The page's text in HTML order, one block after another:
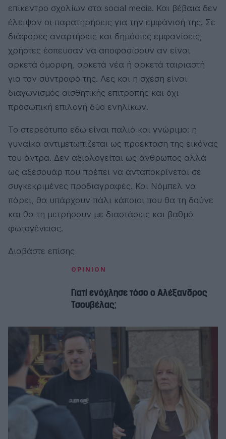
επίκεντρο σχολίων στα social media. Και βέβαια δεν
έλειψαν οι παρατηρήσεις για την εμφάνισή της. Σε
διάφορες αναρτήσεις και δημόσιες εμφανίσεις,
χρήστες έσπευσαν να αποφασίσουν αν είναι
αρκετά όμορφη, αρκετά νέα ή αρκετά ταιριαστή
για τον σύντροφό της. Λες και η σχέση είναι
διαγωνισμός αισθητικής επιτροπής και όχι
προσωπική επιλογή δύο ενηλίκων.
Το στερεότυπο εδώ είναι παλιό και γνώριμο: η
γυναίκα αντιμετωπίζεται ως προέκταση της εικόνας
του άντρα. Δεν αξιολογείται ως άνθρωπος αλλά
ως αξεσουάρ που πρέπει να ανταποκρίνεται σε
συγκεκριμένες προδιαγραφές. Και Νόμπελ να
πάρει, θα υπάρχουν πάλι κάποιοι που θα τη δούνε
και θα τη μετρήσουν με διαστάσεις και βαθμό
φωτογένειας.
Διαβάστε επίσης
OPINION
Γιατί ενόχλησε τόσο ο Αλέξανδρος
Τσουβέλας;